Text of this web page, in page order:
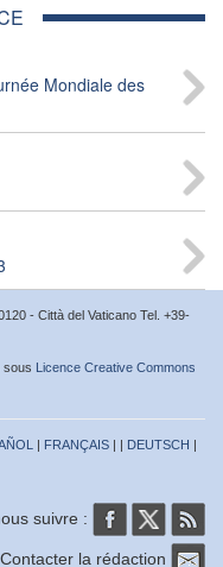
Mondiale des
- Città del Vaticano Tel. +39-
sous Licence Creative Commons
| FRANÇAIS | | DEUTSCH |
suivre :
Contacter la rédaction